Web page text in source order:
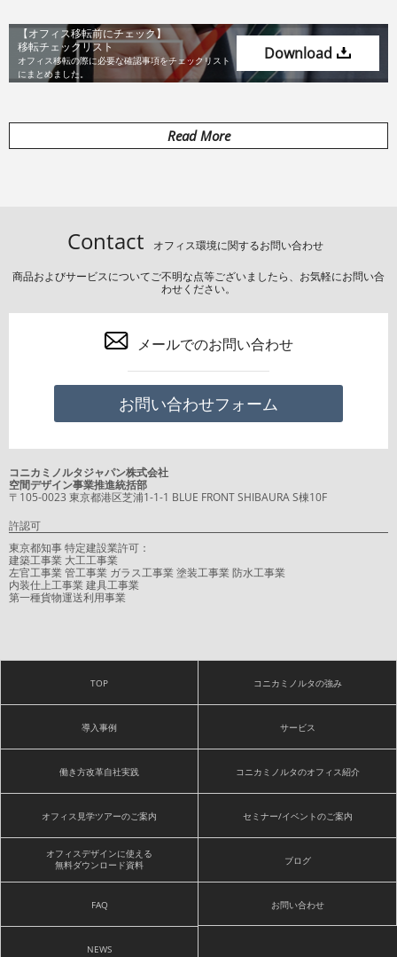
【オフィス移転前にチェック】
移転チェックリスト
オフィス移転の際に必要な確認事項をチェックリスト
にまとめました。
Download
Read More
Contact オフィス環境に関するお問い合わせ
商品およびサービスについてご不明な点等ございましたら、お気軽にお問い合
わせください。
メールでのお問い合わせ
お問い合わせフォーム
コニカミノルタジャパン株式会社
空間デザイン事業推進統括部
〒105-0023 東京都港区芝浦1-1-1 BLUE FRONT SHIBAURA S棟10F
許認可
東京都知事 特定建設業許可：
建築工事業 大工工事業
左官工事業 管工事業 ガラス工事業 塗装工事業 防水工事業
内装仕上工事業 建具工事業
第一種貨物運送利用事業
TOP コニカミノルタの強み
導入事例 サービス
働き方改革自社実践 コニカミノルタのオフィス紹介
オフィス見学ツアーのご案内 セミナー/イベントのご案内
オフィスデザインに使える
無料ダウンロード資料
ブログ
FAQ お問い合わせ
NEWS